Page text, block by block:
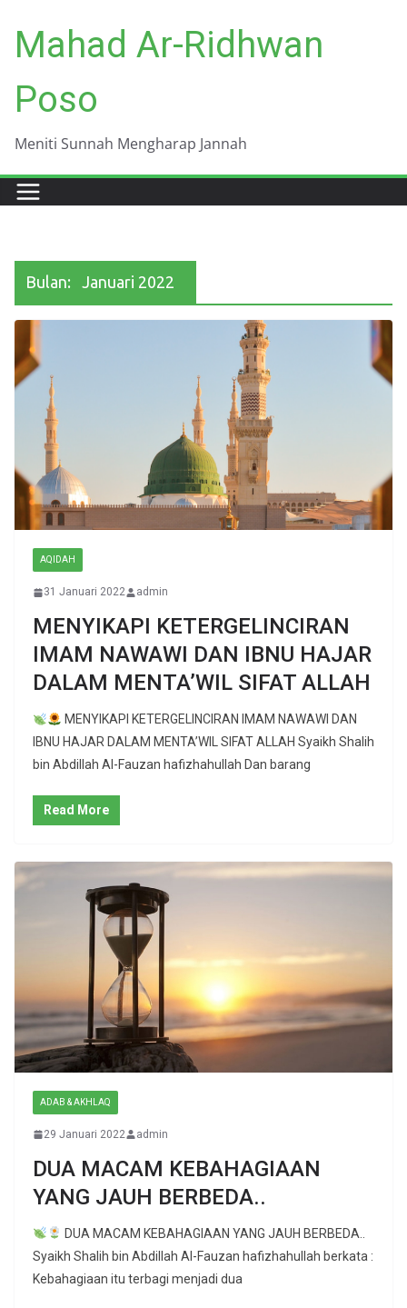
content
Mahad Ar-Ridhwan
Poso
Meniti Sunnah Mengharap Jannah
Bulan: Januari 2022
AQIDAH
31 Januari 2022 admin
MENYIKAPI KETERGELINCIRAN
IMAM NAWAWI DAN IBNU HAJAR
DALAM MENTA’WIL SIFAT ALLAH
MENYIKAPI KETERGELINCIRAN IMAM NAWAWI DAN
IBNU HAJAR DALAM MENTA’WIL SIFAT ALLAH Syaikh Shalih
bin Abdillah Al-Fauzan hafizhahullah Dan barang
Read More
ADAB & AKHLAQ
29 Januari 2022 admin
DUA MACAM KEBAHAGIAAN
YANG JAUH BERBEDA..
DUA MACAM KEBAHAGIAAN YANG JAUH BERBEDA..
Syaikh Shalih bin Abdillah Al-Fauzan hafizhahullah berkata :
Kebahagiaan itu terbagi menjadi dua